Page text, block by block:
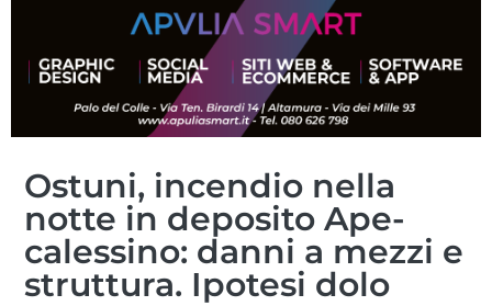
Ostuni, incendio nella
notte in deposito Ape-
calessino: danni a mezzi e
struttura. Ipotesi dolo